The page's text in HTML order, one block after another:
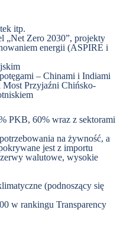
itp.
„Net Zero 2030”, projekty
energii (ASPIRE i
– Chinami i Indiami
Most Przyjaźni Chińsko-
PKB, 60% wraz z sektorami
na żywność, a
jest z importu
walutowe, wysokie
(podnoszący się
w rankingu Transparency